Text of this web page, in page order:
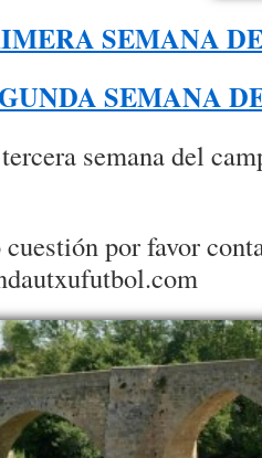
SEMANA
SEMANA
semana del
por favor